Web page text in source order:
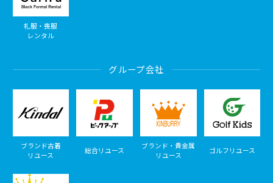
礼服・喪服
レンタル
グループ会社
ブランド古着
リユース
総合リユース
ブランド・貴金属
リユース
ゴルフリユース